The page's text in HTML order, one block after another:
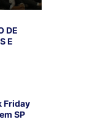
DE
E
Friday
SP